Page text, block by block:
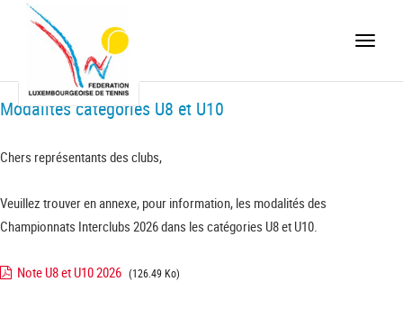
Toggle
Modalités catégories U8 et U10
Chers représentants des clubs,
Veuillez trouver en annexe, pour information, les modalités des
Championnats Interclubs 2026 dans les catégories U8 et U10.
Note U8 et U10 2026 (126.49 Ko)